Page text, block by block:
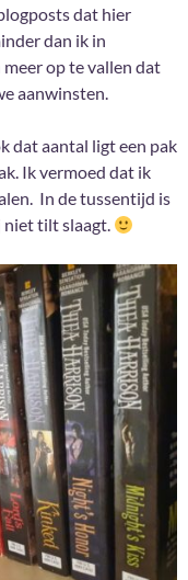
dat hier
dan ik in
op te vallen dat
aanwinsten.
dat aantal ligt een pak
Ik vermoed dat ik
In de tussentijd is
niet tilt slaagt.